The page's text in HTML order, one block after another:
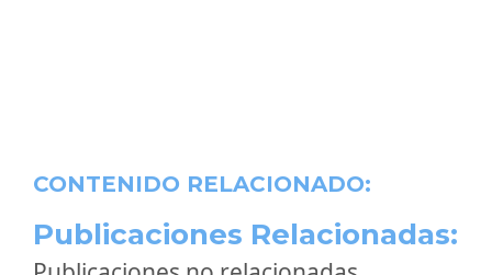
CONTENIDO RELACIONADO:
Publicaciones Relacionadas: